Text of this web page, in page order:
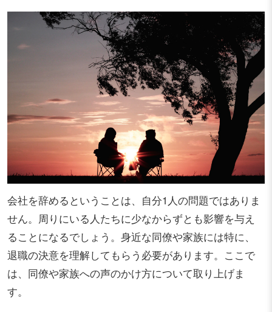
会社を辞めるということは、自分1人の問題ではありま
せん。周りにいる人たちに少なからずとも影響を与え
ることになるでしょう。身近な同僚や家族には特に、
退職の決意を理解してもらう必要があります。ここで
は、同僚や家族への声のかけ方について取り上げま
す。